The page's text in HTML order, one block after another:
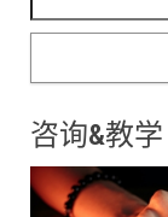
咨询&教学